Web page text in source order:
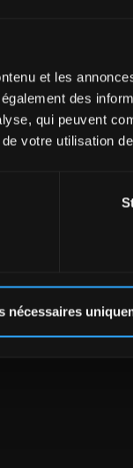
et les
des
qui peuvent
votre utilisation
nécessaires